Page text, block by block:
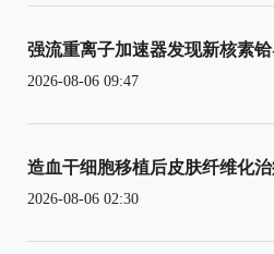
强流重离子加速器发现新核素铪
2026-08-06 09:47
造血干细胞移植后皮肤纤维化
2026-08-06 02:30